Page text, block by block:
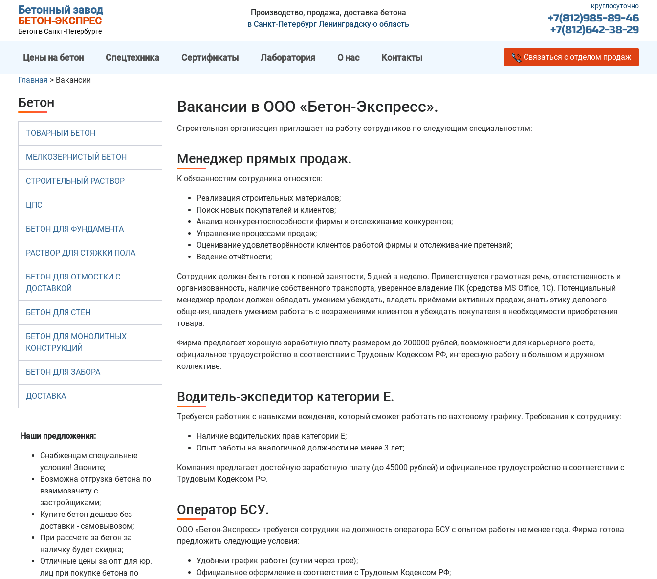
Бетонный завод
БЕТОН-ЭКСПРЕС
Бетон в Санкт-Петербурге
Производство, продажа, доставка бетона
в Санкт-Петербург Ленинградскую область
круглосуточно
+7(812)985-89-46
+7(812)642-38-29
Цены на бетон Спецтехника Сертификаты Лаборатория О нас Контакты Связаться с отделом продаж
Главная > Вакансии
Бетон
ТОВАРНЫЙ БЕТОН
МЕЛКОЗЕРНИСТЫЙ БЕТОН
СТРОИТЕЛЬНЫЙ РАСТВОР
ЦПС
БЕТОН ДЛЯ ФУНДАМЕНТА
РАСТВОР ДЛЯ СТЯЖКИ ПОЛА
БЕТОН ДЛЯ ОТМОСТКИ С
ДОСТАВКОЙ
БЕТОН ДЛЯ СТЕН
БЕТОН ДЛЯ МОНОЛИТНЫХ
КОНСТРУКЦИЙ
БЕТОН ДЛЯ ЗАБОРА
ДОСТАВКА
Наши предложения:
Снабженцам специальные
условия! Звоните;
Возможна отгрузка бетона по
взаимозачету с
застройщиками;
Купите бетон дешево без
доставки - самовывозом;
При рассчете за бетон за
наличку будет скидка;
Отличные цены за опт для юр.
лиц при покупке бетона по
Вакансии в ООО «Бетон-Экспресс».
Строительная организация приглашает на работу сотрудников по следующим специальностям:
Менеджер прямых продаж.
К обязанностям сотрудника относятся:
Реализация строительных материалов;
Поиск новых покупателей и клиентов;
Анализ конкурентоспособности фирмы и отслеживание конкурентов;
Управление процессами продаж;
Оценивание удовлетворённости клиентов работой фирмы и отслеживание претензий;
Ведение отчётности;
Сотрудник должен быть готов к полной занятости, 5 дней в неделю. Приветствуется грамотная речь, ответственность и
организованность, наличие собственного транспорта, уверенное владение ПК (средства MS Office, 1С). Потенциальный
менеджер продаж должен обладать умением убеждать, владеть приёмами активных продаж, знать этику делового
общения, владеть умением работать с возражениями клиентов и убеждать покупателя в необходимости приобретения
товара.
Фирма предлагает хорошую заработную плату размером до 200000 рублей, возможности для карьерного роста,
официальное трудоустройство в соответствии с Трудовым Кодексом РФ, интересную работу в большом и дружном
коллективе.
Водитель-экспедитор категории Е.
Требуется работник с навыками вождения, который сможет работать по вахтовому графику. Требования к сотруднику:
Наличие водительских прав категории Е;
Опыт работы на аналогичной должности не менее 3 лет;
Компания предлагает достойную заработную плату (до 45000 рублей) и официальное трудоустройство в соответствии с
Трудовым Кодексом РФ.
Оператор БСУ.
ООО «Бетон-Экспресс» требуется сотрудник на должность оператора БСУ с опытом работы не менее года. Фирма готова
предложить следующие условия:
Удобный график работы (сутки через трое);
Официальное оформление в соответствии с Трудовым Кодексом РФ;